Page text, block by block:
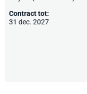
Contract tot:
31 dec. 2027